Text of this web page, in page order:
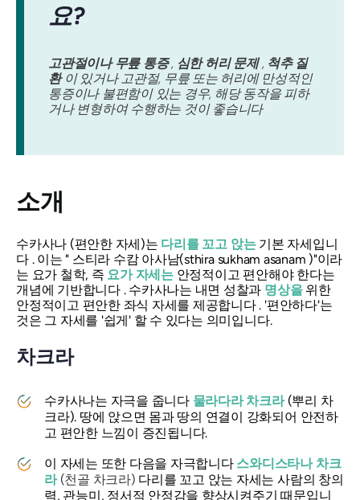
요?
고관절이나 무릎 통증, 심한 허리 문제, 척추 질
환이 있거나 고관절, 무릎 또는 허리에 만성적인
통증이나 불편함이 있는 경우, 해당 동작을 피하
거나 변형하여 수행하는 것이 좋습니다
소개
수카사나 (편안한 자세)는 다리를 꼬고 앉는기본 자세입니
다 . 이는 " 스티라 수캄 아사남(sthira sukham asanam )"이라
는 요가 철학, 즉 요가 자세는안정적이고 편안해야 한다는
개념에 기반합니다 . 수카사나는 내면 성찰과 명상을위한
안정적이고 편안한 좌식 자세를 제공합니다 . '편안하다'는
것은 그 자세를 '쉽게' 할 수 있다는 의미입니다.
차크라
수카사나는 자극을 줍니다 물라다라 차크라(뿌리 차
크라). 땅에 앉으면 몸과 땅의 연결이 강화되어 안전하
고 편안한 느낌이 증진됩니다.
이 자세는 또한 다음을 자극합니다 스와디스타나 차크
라(천골 차크라) 다리를 꼬고 앉는 자세는 사람의 창의
력, 관능미, 정서적 안정감을 향상시켜주기 때문입니